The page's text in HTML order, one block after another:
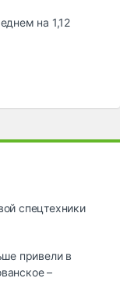
на 1,12
спецтехники
привели в
–